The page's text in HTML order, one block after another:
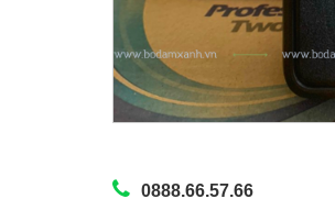
0888.66.57.66